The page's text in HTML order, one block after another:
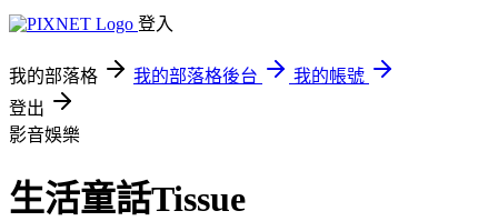
登入
我的部落格 我的部落格後台
我的帳號
登出
影音娛樂
生活童話Tissue